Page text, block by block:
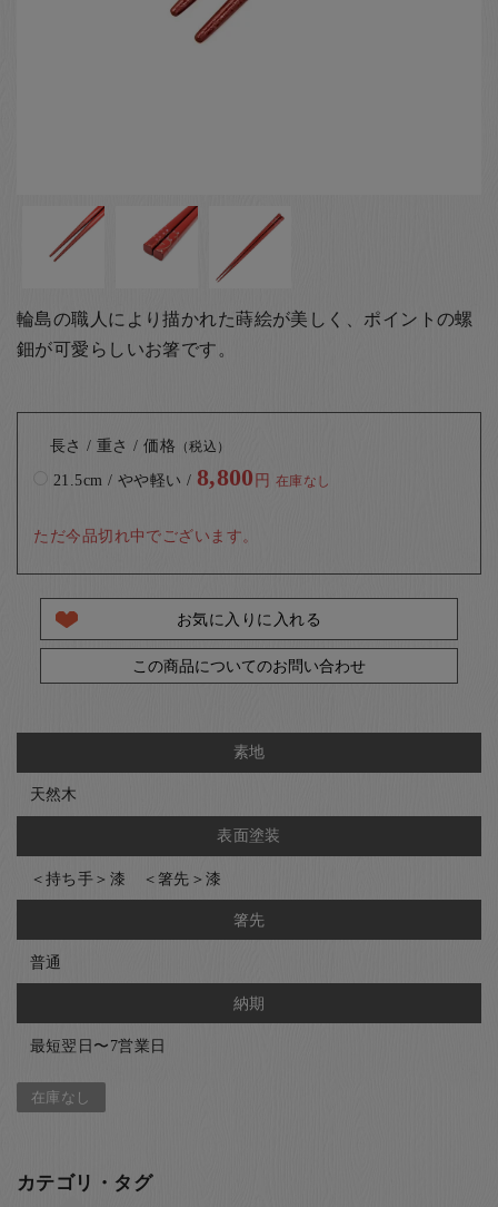
輪島の職人により描かれた蒔絵が美しく、ポイントの螺
鈿が可愛らしいお箸です。
長さ / 重さ / 価格 （税込）
21.5cm / やや軽い / 8,800 円 在庫なし
ただ今品切れ中でございます。
お気に入りに入れる
この商品についてのお問い合わせ
素地
天然木
表面塗装
＜持ち手＞漆 ＜箸先＞漆
箸先
普通
納期
最短翌日〜7営業日
在庫なし
カテゴリ・タグ